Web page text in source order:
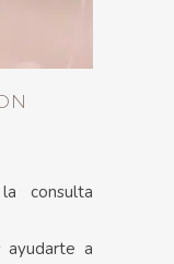
consulta
ayudarte a